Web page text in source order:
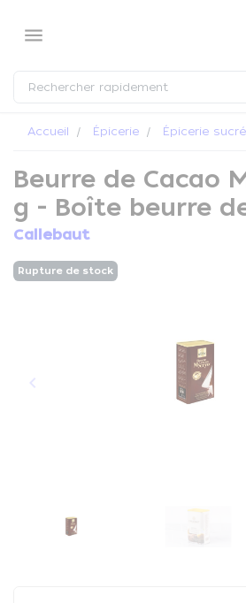
menu
Accueil Épicerie Épicerie
Beurre de Cacao
g - Boîte beurre
Callebaut
Rupture de stock
Précédent
keyboard_arrow_left